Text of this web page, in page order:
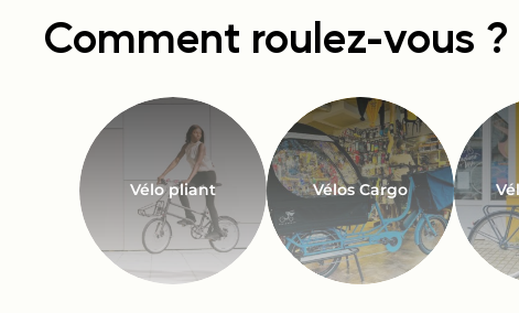
Comment roulez-vous ?
Vélo pliant Vélos Cargo